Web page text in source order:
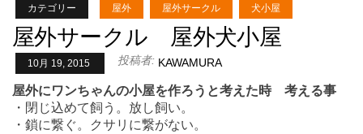
カテゴリー 屋外 屋外サークル 犬小屋
屋外サークル 屋外犬小屋
10月 19, 2015 投稿者: KAWAMURA
屋外にワンちゃんの小屋を作ろうと考えた時 考える事
・閉じ込めて飼う。放し飼い。
・鎖に繋ぐ。クサリに繋がない。